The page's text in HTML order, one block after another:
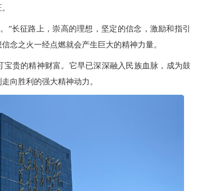
征路上，崇高的理想，坚定的信念，激励和指引
念之火一经点燃就会产生巨大的精神力量。
贵的精神财富。它早已深深融入民族血脉，成为鼓
向胜利的强大精神动力。